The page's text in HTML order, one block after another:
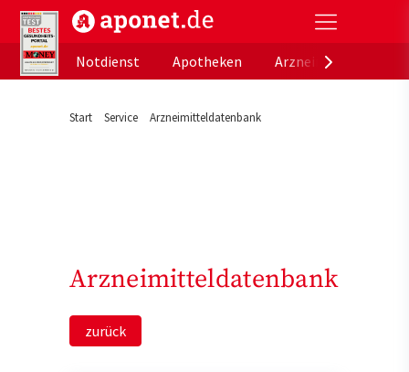
aponet.de - Das offizielle Gesundheitsportal der
Notdienst
Apotheken
Start Service Arzneimitteldatenbank
Arzneimitteldatenbank
zurück